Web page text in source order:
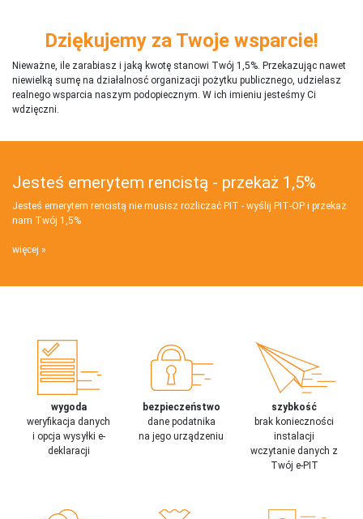
Dziękujemy za Twoje wsparcie!
Nieważne, ile zarabiasz i jaką kwotę stanowi Twój 1,5%. Przekazując nawet
niewielką sumę na działalnosć organizacji pożytku publicznego, udzielasz
realnego wsparcia naszym podopiecznym. W ich imieniu jesteśmy Ci
wdzięczni.
Jesteś emerytem rencistą - przekaż 1,5%
Jesteś emerytem rencistą nie musisz rozliczać PIT - wyślij PIT‑OP i przekaż
nam Twój 1,5%
więcej
wygoda
weryfikacja danych
i opcja wysyłki e-
deklaracji
bezpieczeństwo
dane podatnika
na jego urządzeniu
szybkość
brak konieczności
instalacji
wczytanie danych z
Twój e-PIT